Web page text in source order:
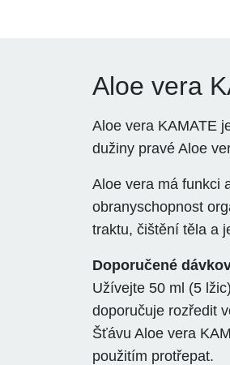
Aloe vera
Aloe vera KAMATE
dužiny pravé Aloe
Aloe vera má funkci
obranyschopnost
traktu, čištění těla a
Doporučené
Užívejte 50 ml (5
doporučuje rozředit
Šťávu Aloe vera
použitím protřepat.